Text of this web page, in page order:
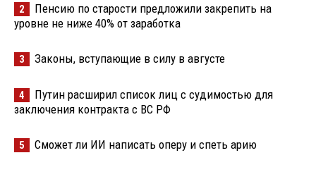
2
Пенсию по старости предложили закрепить на
уровне не ниже 40% от заработка
3 Законы, вступающие в силу в августе
4
Путин расширил список лиц с судимостью для
заключения контракта с ВС РФ
5 Сможет ли ИИ написать оперу и спеть арию